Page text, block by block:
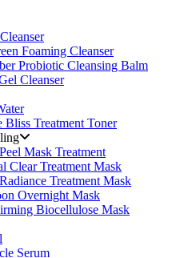
Foaming Cleanser
Probiotic Cleansing Balm
Cleanser
Bliss Treatment Toner
Mask Treatment
Clear Treatment Mask
Treatment Mask
Overnight Mask
Biocellulose Mask
Serum